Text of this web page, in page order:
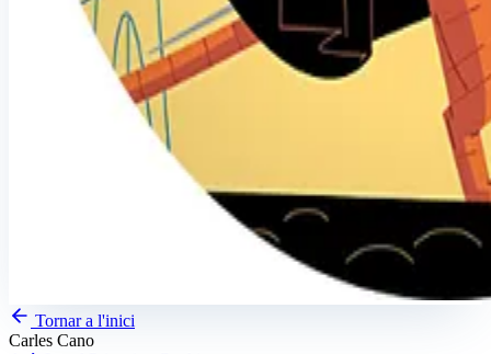
Tornar a l'inici
Carles Cano